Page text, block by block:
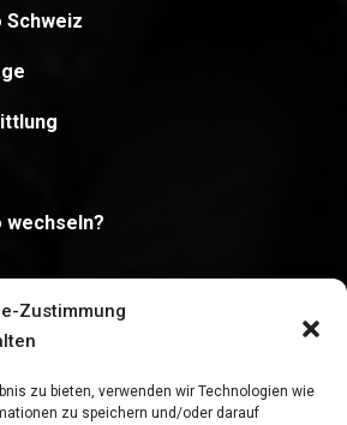
Zustimmung
zu bieten, verwenden wir Technologien wie
zu speichern und/oder darauf